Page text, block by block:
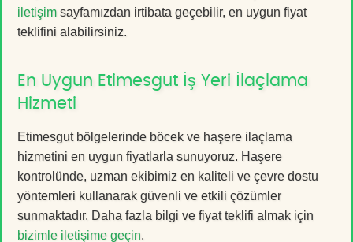
iletişim sayfamızdan irtibata geçebilir, en uygun fiyat
teklifini alabilirsiniz.
En Uygun Etimesgut İş Yeri İlaçlama
Hizmeti
Etimesgut bölgelerinde böcek ve haşere ilaçlama
hizmetini en uygun fiyatlarla sunuyoruz. Haşere
kontrolünde, uzman ekibimiz en kaliteli ve çevre dostu
yöntemleri kullanarak güvenli ve etkili çözümler
sunmaktadır. Daha fazla bilgi ve fiyat teklifi almak için
bizimle iletişime geçin.